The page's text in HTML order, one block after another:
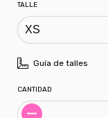
TALLE
Guía de talles
CANTIDAD